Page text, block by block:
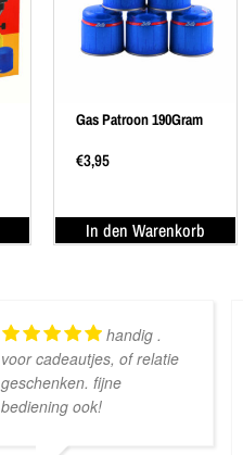
Gas Patroon 190Gram
€3,95
In den Warenkorb
handig .
voor cadeautjes, of relatie
geschenken. fijne
bediening ook!